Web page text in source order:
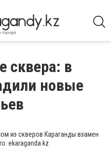
сквера: в
новые
из скверов Караганды взамен
ekaraganda.kz